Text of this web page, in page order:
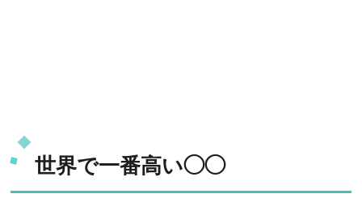
世界で一番高い◯◯